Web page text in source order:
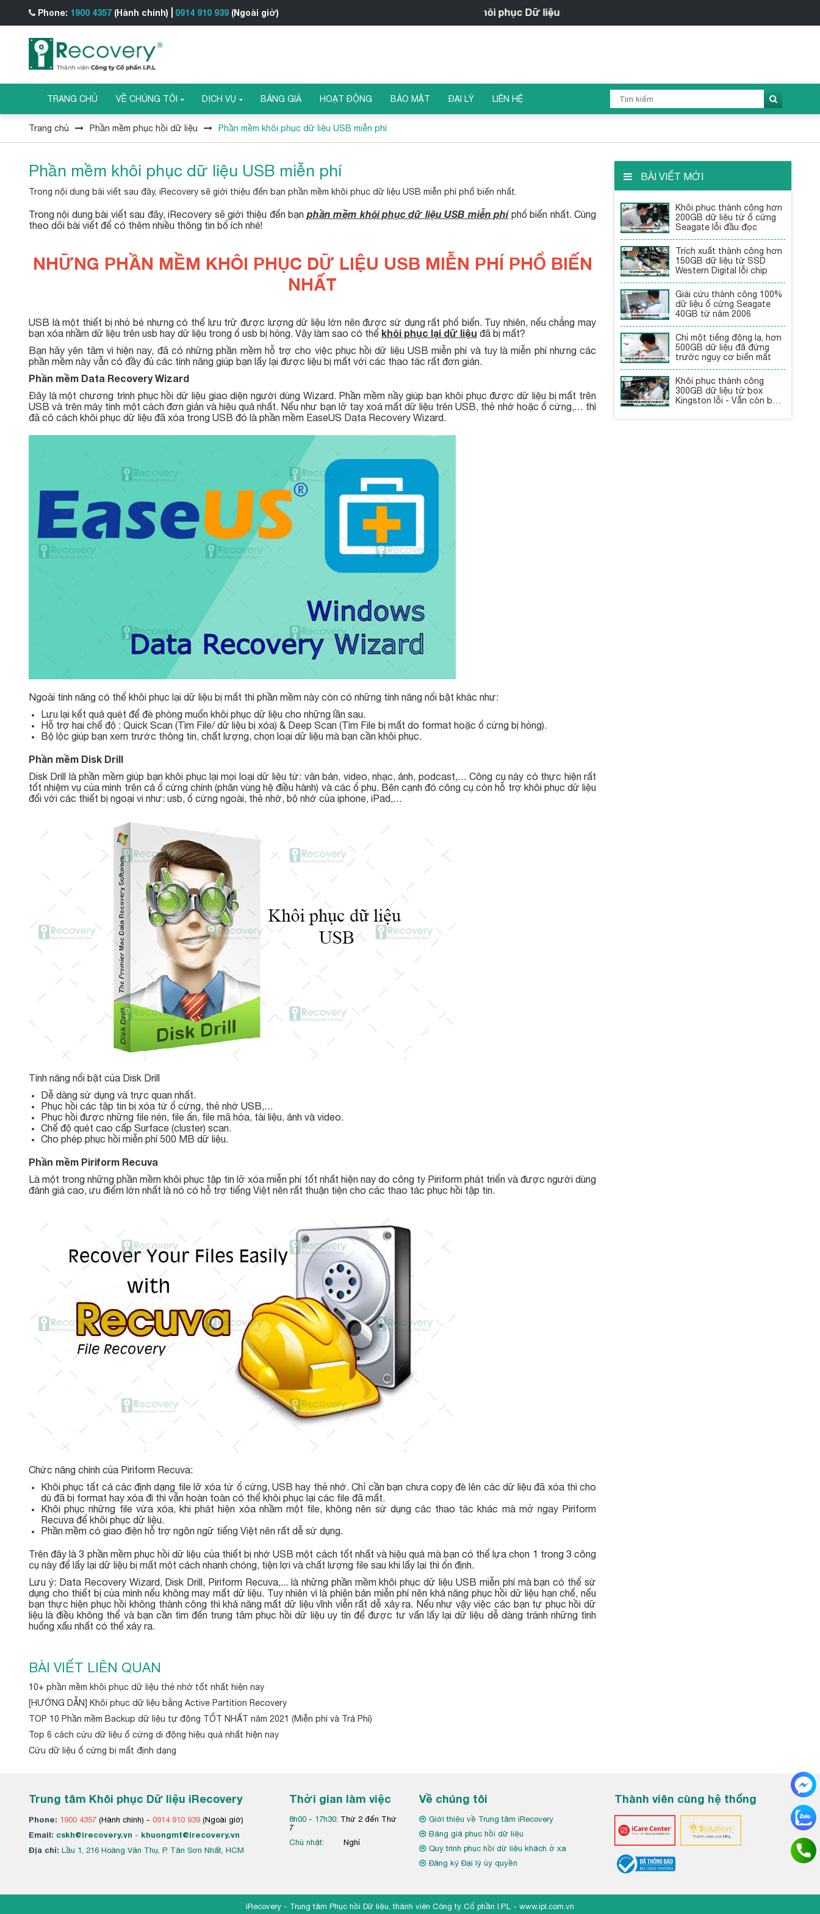
Phone: 1900 4357 (Hành chính) 0914 910 939 (Ngoài giờ) iRecovery - Trung tâm Khôi phục Dữ liệu
TRANG CHỦ VỀ CHÚNG TÔI DỊCH VỤ BẢNG GIÁ HOẠT ĐỘNG BẢO MẬT ĐẠI LÝ LIÊN HỆ
Trang chủ Phần mềm phục hồi dữ liệu Phần mềm khôi phục dữ liệu USB miễn phí
Phần mềm khôi phục dữ liệu USB miễn phí
Trong nội dung bài viết sau đây, iRecovery sẽ giới thiệu đến bạn phần mềm khôi phục dữ liệu USB miễn phí phổ biến nhất.
Trong nội dung bài viết sau đây, iRecovery sẽ giới thiệu đến bạn phần mềm khôi phục dữ liệu USB miễn phíphổ biến nhất. Cùng
theo dõi bài viết để có thêm nhiều thông tin bổ ích nhé!
NHỮNG PHẦN MỀM KHÔI PHỤC DỮ LIỆU USB MIỄN PHÍ PHỔ BIẾN
NHẤT
USB là một thiết bị nhỏ bé nhưng có thể lưu trữ được lượng dữ liệu lớn nên được sử dụng rất phổ biến. Tuy nhiên, nếu chẳng may
bạn xóa nhầm dữ liệu trên usb hay dữ liệu trong ổ usb bị hỏng. Vậy làm sao có thể khôi phục lại dữ liệu đã bị mất?
Bạn hãy yên tâm vì hiện nay, đã có những phần mềm hỗ trợ cho việc phục hồi dữ liệu USB miễn phí và tuy là miễn phí nhưng các
phần mềm này vẫn có đầy đủ các tính năng giúp bạn lấy lại được liệu bị mất với các thao tác rất đơn giản.
Phần mềm Data Recovery Wizard
Đây là một chương trình phục hồi dữ liệu giao diện người dùng Wizard. Phần mềm nầy giúp bạn khôi phục được dữ liệu bị mất trên
USB và trên máy tính một cách đơn giản và hiệu quả nhất. Nếu như bạn lỡ tay xoá mất dữ liệu trên USB, thẻ nhớ hoặc ổ cứng,… thì
đã có cách khôi phục dữ liệu đã xóa trong USB đó là phần mềm EaseUS Data Recovery Wizard.
Ngoài tính năng có thể khôi phục lại dữ liệu bị mất thì phần mềm này còn có những tính năng nổi bật khác như:
Lưu lại kết quả quét để đè phòng muốn khôi phục dữ liệu cho những lần sau.
Hỗ trợ hai chế độ : Quick Scan (Tìm File/ dữ liệu bị xóa) & Deep Scan (Tìm File bị mất do format hoặc ổ cứng bị hỏng).
Bộ lộc giúp bạn xem trước thông tin, chất lượng, chọn loại dữ liệu mà bạn cần khôi phục.
Phần mềm Disk Drill
Disk Drill là phần mềm giúp bạn khôi phục lại mọi loại dữ liệu từ: văn bản, video, nhạc, ảnh, podcast,… Công cụ này có thực hiện rất
tốt nhiệm vụ của mình trên cả ổ cứng chính (phân vùng hệ điều hành) và các ổ phụ. Bên cạnh đó công cụ còn hỗ trợ khôi phục dữ liệu
đối với các thiết bị ngoại vi như: usb, ổ cứng ngoài, thẻ nhớ, bộ nhớ của iphone, iPad,…
Tính năng nổi bật của Disk Drill
Dễ dàng sử dụng và trực quan nhất.
Phục hồi các tập tin bị xóa từ ổ cứng, thẻ nhớ USB,…
Phục hồi được những file nén, file ẩn, file mã hóa, tài liệu, ảnh và video.
Chế độ quét cao cấp Surface (cluster) scan.
Cho phép phục hồi miễn phí 500 MB dữ liệu.
Phần mềm Piriform Recuva
Là một trong những phần mềm khôi phục tập tin lỡ xóa miễn phí tốt nhất hiện nay do công ty Piriform phát triển và được người dùng
đánh giá cao, ưu điểm lớn nhất là nó có hỗ trợ tiếng Việt nên rất thuận tiện cho các thao tác phục hồi tập tin.
Chức năng chính của Piriform Recuva:
Khôi phục tất cả các định dạng file lỡ xóa từ ổ cứng, USB hay thẻ nhớ. Chỉ cần bạn chưa copy đè lên các dữ liệu đã xóa thì cho
dù đã bị format hay xóa đi thì vẫn hoàn toàn có thể khôi phục lại các file đã mất.
Khôi phục những file vừa xóa, khi phát hiện xóa nhầm một file, không nên sử dụng các thao tác khác mà mở ngay Piriform
Recuva để khôi phục dữ liệu.
Phần mềm có giao điện hỗ trợ ngôn ngữ tiếng Việt nên rất dễ sử dụng.
Trên đây là 3 phần mềm phục hồi dữ liệu của thiết bị nhớ USB một cách tốt nhất và hiệu quả mà bạn có thể lựa chọn 1 trong 3 công
cụ này để lấy lại dữ liệu bị mất một cách nhanh chóng, tiện lợi và chất lượng file sau khi lấy lại thì ổn định.
Lưu ý: Data Recovery Wizard, Disk Drill, Piriform Recuva,... là những phần mềm khôi phục dữ liệu USB miễn phí mà bạn có thể sử
dụng cho thiết bị của mình nếu không may mất dữ liệu. Tuy nhiên vì là phiên bản miễn phí nên khả năng phục hồi dữ liệu hạn chế, nếu
bạn thực hiện phục hồi không thành công thì khả năng mất dữ liệu vĩnh viễn rất dễ xảy ra. Nếu như vậy việc các bạn tự phục hồi dữ
liệu là điều không thể và bạn cần tìm đến trung tâm phục hồi dữ liệu uy tín để được tư vấn lấy lại dữ liệu dễ dàng tránh những tình
huống xấu nhất có thể xảy ra.
BÀI VIẾT LIÊN QUAN
10+ phần mềm khôi phục dữ liệu thẻ nhớ tốt nhất hiện nay
[HƯỚNG DẪN] Khôi phục dữ liệu bằng Active Partition Recovery
TOP 10 Phần mềm Backup dữ liệu tự động TỐT NHẤT năm 2021 (Miễn phí và Trả Phí)
Top 6 cách cứu dữ liệu ổ cứng di động hiệu quả nhất hiện nay
Cứu dữ liệu ổ cứng bị mất định dạng
BÀI VIẾT MỚI
Khôi phục thành công hơn
200GB dữ liệu từ ổ cứng
Seagate lỗi đầu đọc
Trích xuất thành công hơn
150GB dữ liệu từ SSD
Western Digital lỗi chip
Giải cứu thành công 100%
dữ liệu ổ cứng Seagate
40GB từ năm 2006
Chỉ một tiếng động lạ, hơn
500GB dữ liệu đã đứng
trước nguy cơ biến mất
Khôi phục thành công
300GB dữ liệu từ box
Kingston lỗi - Vẫn còn bảo
Trung tâm Khôi phục Dữ liệu iRecovery
Phone: 1900 4357 (Hành chính) - 0914 910 939 (Ngoài giờ)
Email: cskh@irecovery.vn - khuongmt@irecovery.vn
Địa chỉ: Lầu 1, 216 Hoàng Văn Thụ, P. Tân Sơn Nhất, HCM
Thời gian làm việc
8h00 - 17h30: Thứ 2 đến Thứ
7
Chủ nhật: Nghỉ
Về chúng tôi
Giới thiệu về Trung tâm iRecovery
Bảng giá phục hồi dữ liệu
Quy trình phục hồi dữ liệu khách ở xa
Đăng ký Đại lý ủy quyền
Thành viên cùng hệ thống
iRecovery - Trung tâm Phục hồi Dữ liệu, thành viên Công ty Cổ phần I.P.L - www.ipl.com.vn